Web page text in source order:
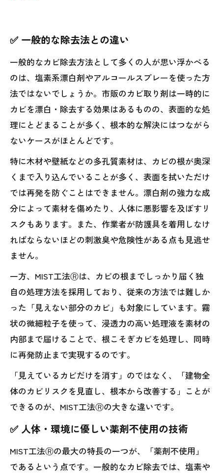
✅ 一般的な除去法との違い
一般的なカビ除去方法として多くの人が思い浮かべる
のは、塩素系漂白剤やアルコールスプレーを使った方
法ではないでしょうか。市販のカビ取り剤は一時的に
カビを漂白・除去する効果はあるものの、表面的な処
理にとどまることが多く、根本的な解決にはつながら
ないケースがほとんどです。
特に木材や壁紙などの多孔質素材は、カビの根が奥深
くまで入り込んでいることが多く、表面を拭いただけ
では再発を防ぐことはできません。漂白剤の強力な成
分によって素材を傷めたり、人体に悪影響を及ぼすリ
スクもあります。また、作業者が防護具を着用しなけ
ればならないほどの刺激臭や危険性がある点も見逃せ
ません。
一方、MIST工法Ⓡは、カビの根までしっかり届く独
自の処理方法を採用しており、従来の方法では難しか
った「見えない部分のカビ」も対象にしています。霧
状の微細粒子を使って、浸透力の高い処理液を素材の
内部まで届けることで、根こそぎカビを処理し、同時
に再発防止まで実現するのです。
「見えているカビだけを消す」のではなく、「建物全
体のカビリスクを見直し、根本から改善する」ことが
できるのが、MIST工法Ⓡの大きな違いです。
✅ 人体・環境に優しい薬剤不使用の技術
MIST工法Ⓡの最大の特長の一つが、「薬剤不使用」
であるという点です。一般的なカビ除去では、塩素や